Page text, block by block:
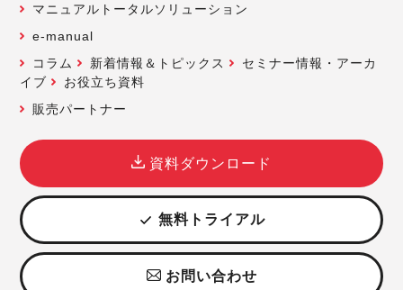
マニュアルトータルソリューション
e-manual
コラム
新着情報＆トピックス
セミナー情報・アーカ
イブ
お役立ち資料
販売パートナー
資料ダウンロード
無料トライアル
お問い合わせ